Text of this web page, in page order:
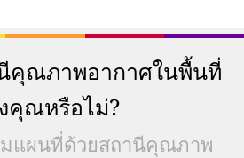
คุณภาพอากาศในพื้นที่
คุณหรือไม่?
มแผนที่ด้วยสถานีคุณภาพ